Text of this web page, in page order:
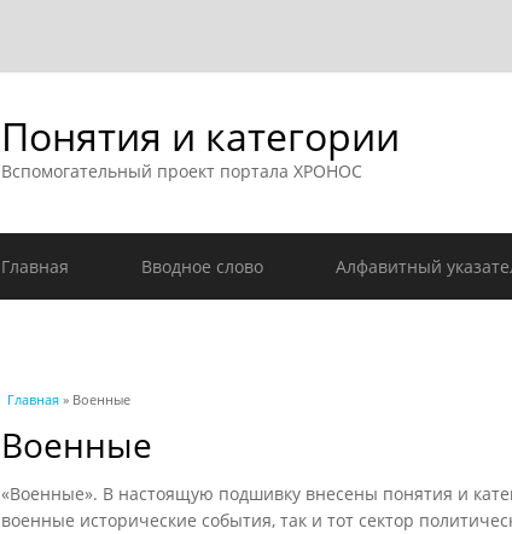
Понятия и категории
Вспомогательный проект портала ХРОНОС
Главная Вводное слово Алфавитный
Вы здесь
Главная » Военные
Военные
«Военные». В настоящую подшивку внесены понятия и
военные исторические события, так и тот сектор